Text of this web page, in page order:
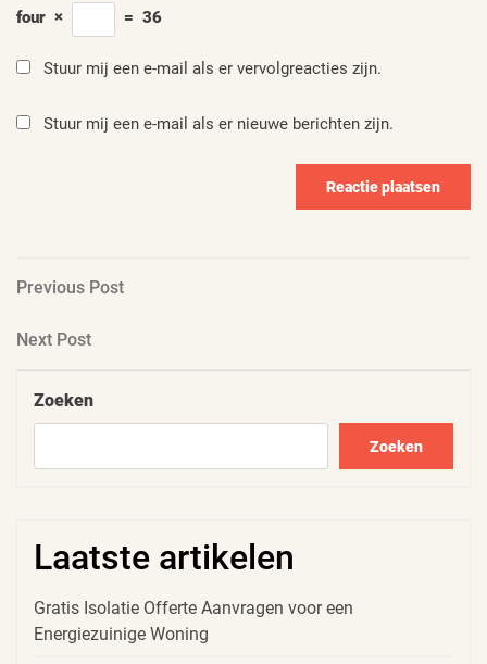
four × = 36
Stuur mij een e-mail als er vervolgreacties zijn.
Stuur mij een e-mail als er nieuwe berichten zijn.
Berichtnavigatie
Previous
Previous Post
Next
Next Post
Zoeken
Zoeken
Laatste artikelen
Gratis Isolatie Offerte Aanvragen voor een
Energiezuinige Woning